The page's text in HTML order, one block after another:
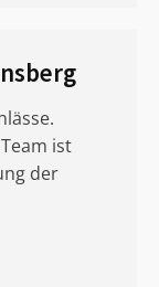
ist
der